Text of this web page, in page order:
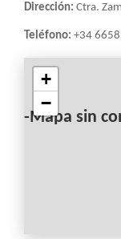
Dirección: Ctra.
Teléfono: +34
-Mapa sin
+
−